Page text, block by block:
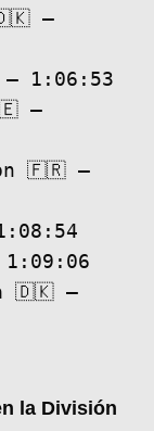
🇩🇰 –
1:06:53
–
🇫🇷 –
🇩🇰 –
la División